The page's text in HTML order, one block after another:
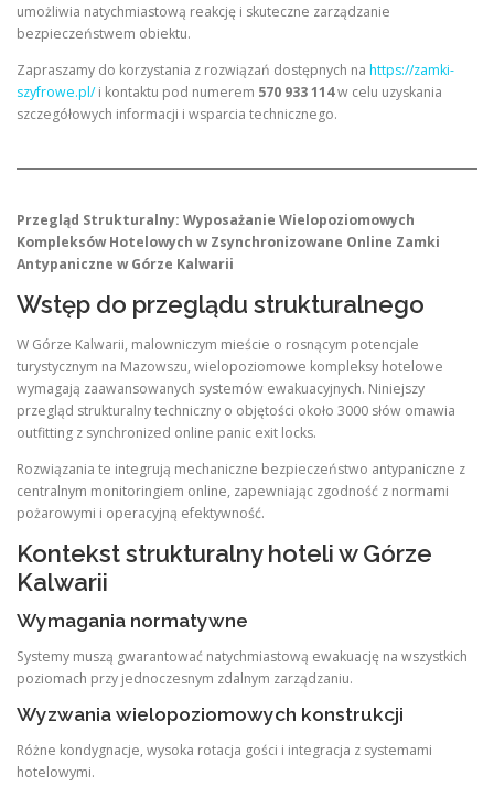
umożliwia natychmiastową reakcję i skuteczne zarządzanie
bezpieczeństwem obiektu.
Zapraszamy do korzystania z rozwiązań dostępnych na https://zamki-
szyfrowe.pl/i kontaktu pod numerem 570 933 114w celu uzyskania
szczegółowych informacji i wsparcia technicznego.
Przegląd Strukturalny: Wyposażanie Wielopoziomowych
Kompleksów Hotelowych w Zsynchronizowane Online Zamki
Antypaniczne w Górze Kalwarii
Wstęp do przeglądu strukturalnego
W Górze Kalwarii, malowniczym mieście o rosnącym potencjale
turystycznym na Mazowszu, wielopoziomowe kompleksy hotelowe
wymagają zaawansowanych systemów ewakuacyjnych. Niniejszy
przegląd strukturalny techniczny o objętości około 3000 słów omawia
outfitting z synchronized online panic exit locks.
Rozwiązania te integrują mechaniczne bezpieczeństwo antypaniczne z
centralnym monitoringiem online, zapewniając zgodność z normami
pożarowymi i operacyjną efektywność.
Kontekst strukturalny hoteli w Górze
Kalwarii
Wymagania normatywne
Systemy muszą gwarantować natychmiastową ewakuację na wszystkich
poziomach przy jednoczesnym zdalnym zarządzaniu.
Wyzwania wielopoziomowych konstrukcji
Różne kondygnacje, wysoka rotacja gości i integracja z systemami
hotelowymi.